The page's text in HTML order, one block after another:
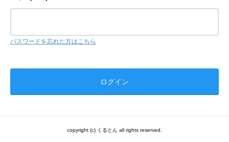
パスワードを忘れた方はこちら
copyright (c) くるとん all rights reserved.